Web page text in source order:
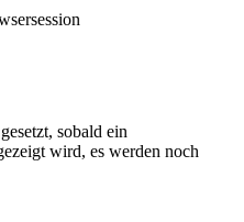
sobald ein
wird, es werden noch